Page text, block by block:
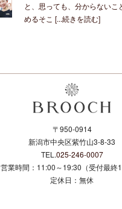
と、思っても、分からない
めるそこ [...続きを読む]
〒950-0914
新潟市中央区紫竹山3-8-33
TEL.025-246-0007
営業時間：11:00～19:30（受付最終
定休日：無休